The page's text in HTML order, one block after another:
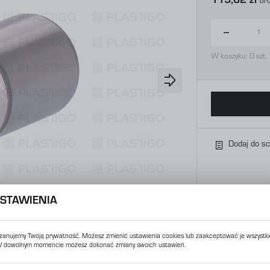
W koszyku:0 szt.
Dodaj do
Twoją prywatność. Możesz zmienić ustawienia cookies lub zaakceptować je
dowolnym momencie możesz dokonać zmiany swoich ustawień.